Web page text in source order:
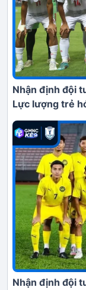
Nhận định đội
Lực lượng trẻ
Nhận định đội